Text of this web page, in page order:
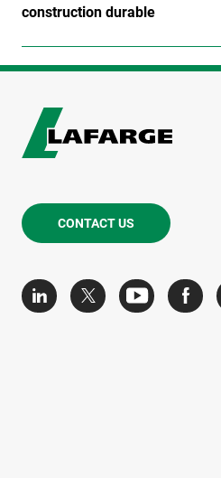
construction durable
CONTACT US